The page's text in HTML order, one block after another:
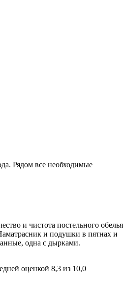
Рядом все необходимые
и чистота постельного обелья
и подушки в пятнах и
одна с дырками.
оценкой 8,3 из 10,0